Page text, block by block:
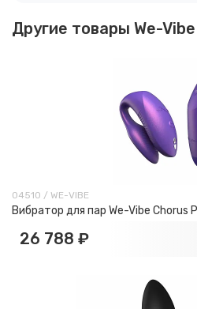
Другие товары We-Vibe
04510 / WE-VIBE
Вибратор для пар We-Vibe Chorus
26 788 ₽